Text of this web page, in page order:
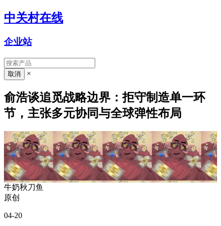
中关村在线
企业站
×
俞浩谈追觅战略边界：拒守制造单一环
节，主张多元协同与全球弹性布局
牛奶秋刀鱼
原创
04-20